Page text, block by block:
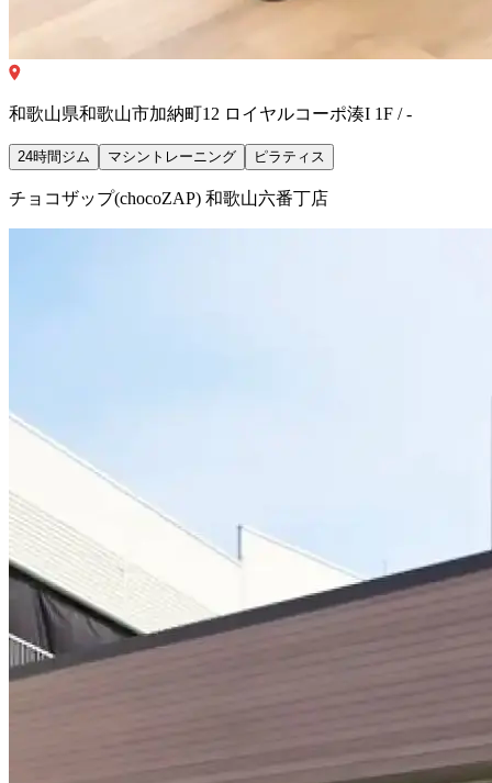
和歌山県和歌山市加納町12 ロイヤルコーポ湊I 1F / -
24時間ジム マシントレーニング ピラティス
チョコザップ(chocoZAP) 和歌山六番丁店